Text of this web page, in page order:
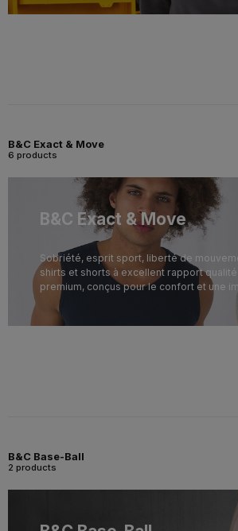
B&C Exact & Move
6 products
B&C Exact & Move
Sobriété, esprit sport, liberté de
shirts et shorts à excellent rapport
premium, conçus pour le confort et une
B&C Base-Ball
2 products